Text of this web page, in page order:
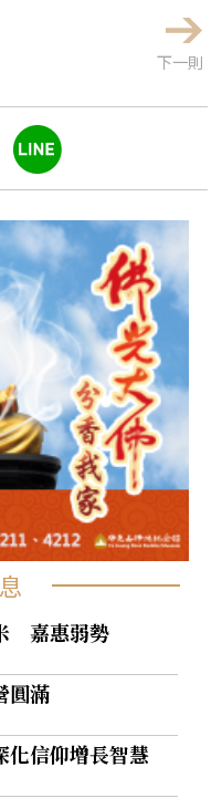
下一則
嘉惠弱勢
圓滿
信仰增長智慧